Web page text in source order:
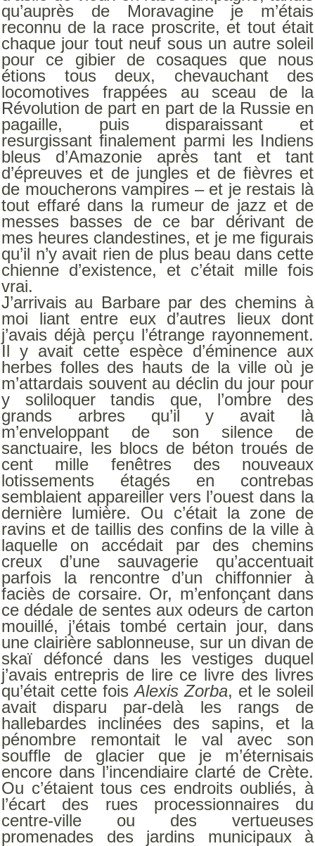
qu’auprès de Moravagine je m’étais
reconnu de la race proscrite, et tout était
chaque jour tout neuf sous un autre soleil
pour ce gibier de cosaques que nous
étions tous deux, chevauchant des
locomotives frappées au sceau de la
Révolution de part en part de la Russie en
pagaille, puis disparaissant et
resurgissant ﬁnalement parmi les Indiens
bleus d’Amazonie après tant et tant
d’épreuves et de jungles et de ﬁèvres et
de moucherons vampires – et je restais là
tout effaré dans la rumeur de jazz et de
messes basses de ce bar dérivant de
mes heures clandestines, et je me ﬁgurais
qu’il n’y avait rien de plus beau dans cette
chienne d’existence, et c’était mille fois
vrai.
J’arrivais au Barbare par des chemins à
moi liant entre eux d’autres lieux dont
j’avais déjà perçu l’étrange rayonnement.
Il y avait cette espèce d’éminence aux
herbes folles des hauts de la ville où je
m’attardais souvent au déclin du jour pour
y soliloquer tandis que, l’ombre des
grands arbres qu’il y avait là
m’enveloppant de son silence de
sanctuaire, les blocs de béton troués de
cent mille fenêtres des nouveaux
lotissements étagés en contrebas
semblaient appareiller vers l’ouest dans la
dernière lumière. Ou c’était la zone de
ravins et de taillis des conﬁns de la ville à
laquelle on accédait par des chemins
creux d’une sauvagerie qu’accentuait
parfois la rencontre d’un chiffonnier à
faciès de corsaire. Or, m’enfonçant dans
ce dédale de sentes aux odeurs de carton
mouillé, j’étais tombé certain jour, dans
une clairière sablonneuse, sur un divan de
skaï défoncé dans les vestiges duquel
j’avais entrepris de lire ce livre des livres
qu’était cette foisAlexis Zorba, et le soleil
avait disparu par-delà les rangs de
hallebardes inclinées des sapins, et la
pénombre remontait le val avec son
soufﬂe de glacier que je m’éternisais
encore dans l’incendiaire clarté de Crète.
Ou c’étaient tous ces endroits oubliés, à
l’écart des rues processionnaires du
centre-ville ou des vertueuses
promenades des jardins municipaux à